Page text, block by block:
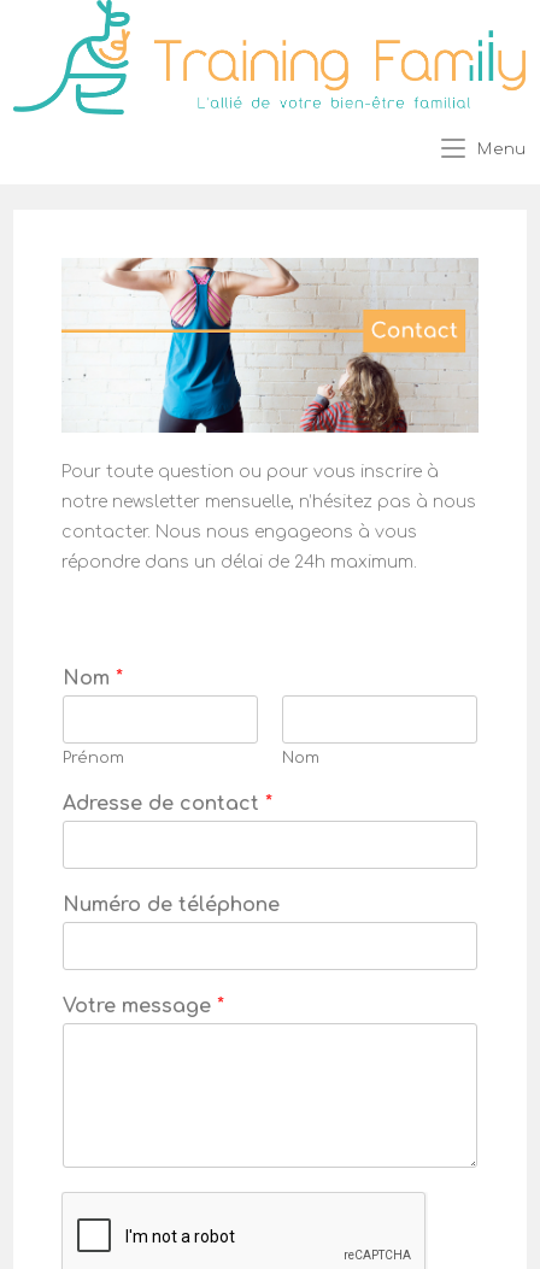
Menu
Pour toute question ou pour vous inscrire à
notre newsletter mensuelle, n’hésitez pas à nous
contacter. Nous nous engageons à vous
répondre dans un délai de 24h maximum.
Nom *
Prénom Nom
Adresse de contact *
Numéro de téléphone
Votre message *